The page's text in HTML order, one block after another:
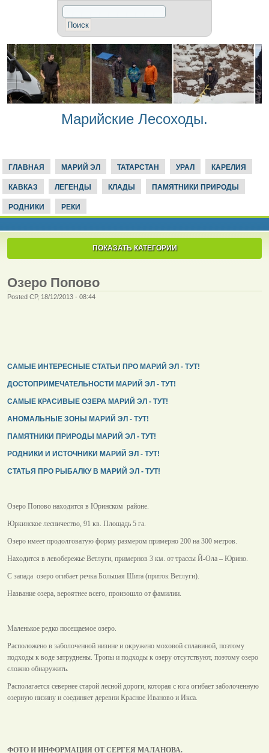
Марийские Лесоходы.
ГЛАВНАЯ МАРИЙ ЭЛ ТАТАРСТАН УРАЛ КАРЕЛИЯ
КАВКАЗ ЛЕГЕНДЫ КЛАДЫ ПАМЯТНИКИ ПРИРОДЫ
РОДНИКИ РЕКИ
ПОКАЗАТЬ КАТЕГОРИИ
Озеро Попово
Posted СР, 18/12/2013 - 08:44
САМЫЕ ИНТЕРЕСНЫЕ СТАТЬИ ПРО МАРИЙ ЭЛ - ТУТ!
ДОСТОПРИМЕЧАТЕЛЬНОСТИ МАРИЙ ЭЛ - ТУТ!
САМЫЕ КРАСИВЫЕ ОЗЕРА МАРИЙ ЭЛ - ТУТ!
АНОМАЛЬНЫЕ ЗОНЫ МАРИЙ ЭЛ - ТУТ!
ПАМЯТНИКИ ПРИРОДЫ МАРИЙ ЭЛ - ТУТ!
РОДНИКИ И ИСТОЧНИКИ МАРИЙ ЭЛ - ТУТ!
СТАТЬЯ ПРО РЫБАЛКУ В МАРИЙ ЭЛ - ТУТ!
Озеро Попово находится в Юринском районе.
Юркинское лесничество, 91 кв. Площадь 5 га.
Озеро имеет продолговатую форму размером примерно 200 на 300 метров.
Находится в левобережье Ветлуги, примернов 3 км. от трассы Й-Ола – Юрино.
С запада озеро огибает речка Большая Шита (приток Ветлуги).
Название озера, вероятнее всего, произошло от фамилии.
Маленькое редко посещаемое озеро.
Расположено в заболоченной низине и окружено моховой сплавиной, поэтому
подходы к воде затруднены. Тропы и подходы к озеру отсутствуют, поэтому озеро
сложно обнаружить.
Располагается севернее старой лесной дороги, которая с юга огибает заболоченную
озерную низину и соединяет деревни Красное Иваново и Икса.
ФОТО И ИНФОРМАЦИЯ ОТ СЕРГЕЯ МАЛАНОВА.